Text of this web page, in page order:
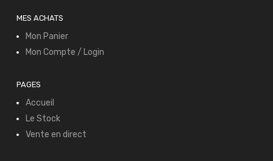
MES ACHATS
Mon Panier
Mon Compte / Login
PAGES
Accueil
Le Stock
Vente en direct